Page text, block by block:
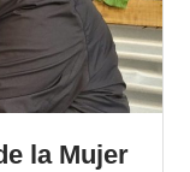
la Mujer